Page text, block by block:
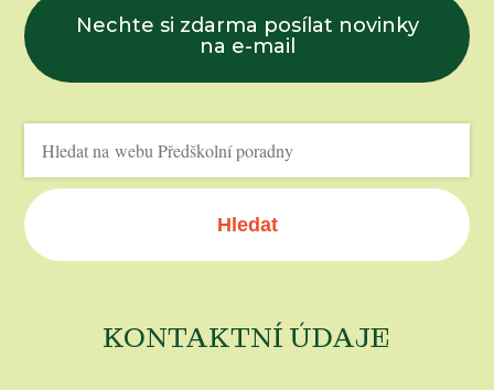
Nechte si zdarma posílat novinky
na e-mail
Hledat
KONTAKTNÍ ÚDAJE